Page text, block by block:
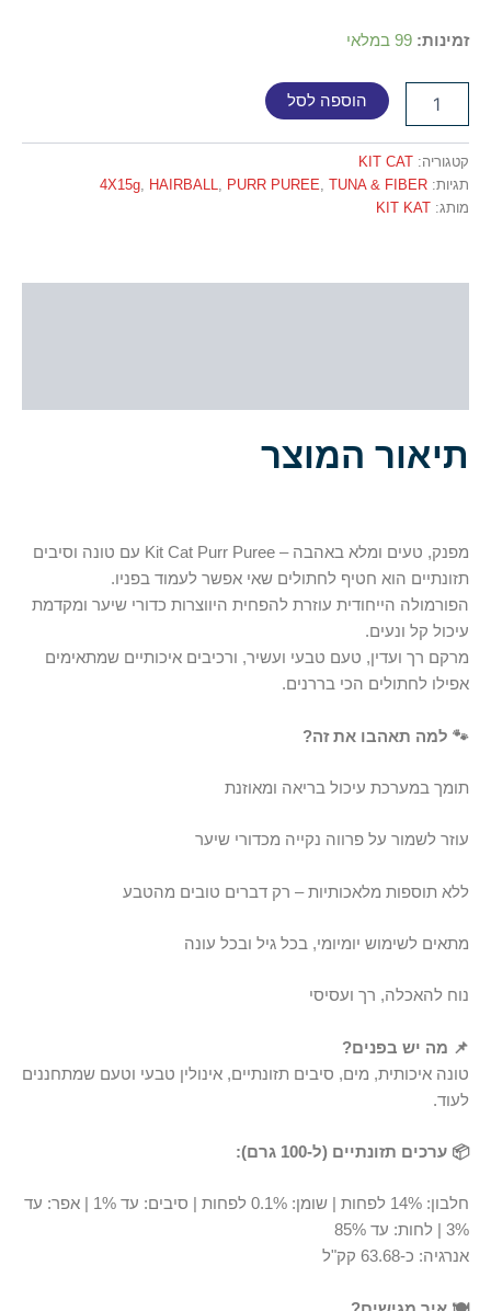
זמינות: 99 במלאי
הוספה לסל
קטגוריה: KIT CAT
תגיות:
4X15g, HAIRBALL, PURR PUREE, TUNA & FIBER
מותג: KIT KAT
תיאור המוצר
מפנק, טעים ומלא באהבה – Kit Cat Purr Puree עם טונה וסיבים
תזונתיים הוא חטיף לחתולים שאי אפשר לעמוד בפניו.
הפורמולה הייחודית עוזרת להפחית היווצרות כדורי שיער ומקדמת
עיכול קל ונעים.
מרקם רך ועדין, טעם טבעי ועשיר, ורכיבים איכותיים שמתאימים
אפילו לחתולים הכי בררנים.
🐾 למה תאהבו את זה?
תומך במערכת עיכול בריאה ומאוזנת
עוזר לשמור על פרווה נקייה מכדורי שיער
ללא תוספות מלאכותיות – רק דברים טובים מהטבע
מתאים לשימוש יומיומי, בכל גיל ובכל עונה
נוח להאכלה, רך ועסיסי
📌 מה יש בפנים?
טונה איכותית, מים, סיבים תזונתיים, אינולין טבעי וטעם שמתחננים
לעוד.
📦 ערכים תזונתיים (ל-100 גרם):
חלבון: 14% לפחות | שומן: 0.1% לפחות | סיבים: עד 1% | אפר: עד
3% | לחות: עד 85%
אנרגיה: כ-63.68 קק"ל